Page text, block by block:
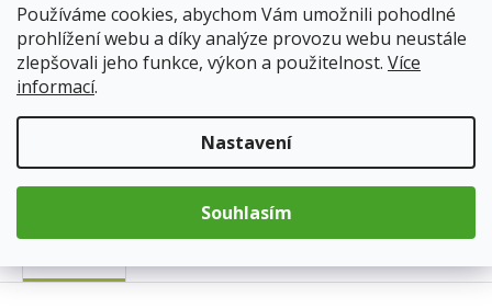
Používáme cookies, abychom Vám umožnili pohodlné
prohlížení webu a díky analýze provozu webu neustále
zlepšovali jeho funkce, výkon a použitelnost. Více
informací.
Nastavení
Souhlasím
Kód produktu:
7718
Přírodní kosmetika a domácnost
Hmotnost: 1.2 kg
cena:
Přidat do košíku